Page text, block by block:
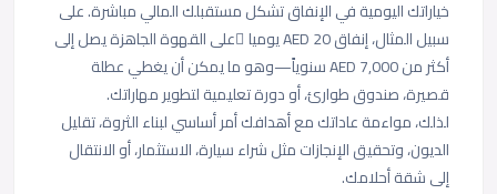
خياراتك اليومية في الإنفاق تشكل مستقبلك المالي مباشرة. على
سبيل المثال، إنفاق 20 AED يوميا ًعلى القهوة الجاهزة يصل إلى
أكثر من 7,000 AED سنوياً—وهو ما يمكن أن يغطي عطلة
قصيرة، صندوق طوارئ، أو دورة تعليمية لتطوير مهاراتك.
لذلك، مواءمة عاداتك مع أهدافك أمر أساسي لبناء الثروة، تقليل
الديون، وتحقيق الإنجازات مثل شراء سيارة، الاستثمار، أو الانتقال
إلى شقة أحلامك.